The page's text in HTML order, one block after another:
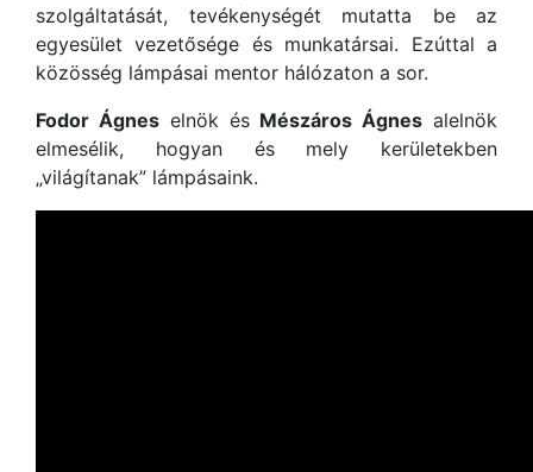
szolgáltatását, tevékenységét mutatta be az
egyesület vezetősége és munkatársai. Ezúttal a
közösség lámpásai mentor hálózaton a sor.
Fodor Ágneselnök és Mészáros Ágnes alelnök
elmesélik, hogyan és mely kerületekben
„világítanak” lámpásaink.